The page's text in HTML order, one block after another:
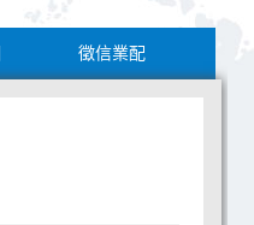
徵信業配